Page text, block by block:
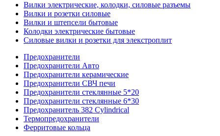
Вилки электрические, колодки, силовые разъемы
Вилки и розетки силовые
Вилки и штепсели бытовые
Колодки электрические бытовые
Силовые вилки и розетки для элекстроплит
Предохранители
Предохранители Авто
Предохранители керамические
Предохранители СВЧ печи
Предохранители стеклянные 5*20
Предохранители стеклянные 6*30
Предохранитель 382 Cylindrical
Термопредохранители
Ферритовые кольца